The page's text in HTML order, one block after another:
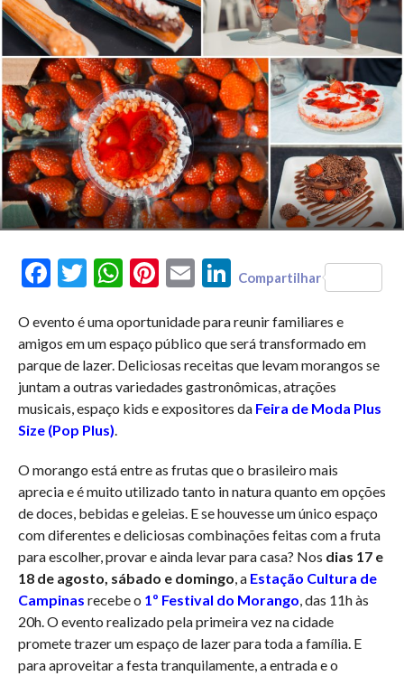
FacebookTwitterWhatsAppPinterest
Email LinkedIn
Compartilhar
O evento é uma oportunidade para reunir familiares e
amigos em um espaço público que será transformado em
parque de lazer. Deliciosas receitas que levam morangos se
juntam a outras variedades gastronômicas, atrações
musicais, espaço kids e expositores da Feira de Moda Plus
Size (Pop Plus).
O morango está entre as frutas que o brasileiro mais
aprecia e é muito utilizado tanto in natura quanto em opções
de doces, bebidas e geleias. E se houvesse um único espaço
com diferentes e deliciosas combinações feitas com a fruta
para escolher, provar e ainda levar para casa? Nos dias 17 e
18 de agosto, sábado e domingo, a Estação Cultura de
Campinas recebe o 1º Festival do Morango, das 11h às
20h. O evento realizado pela primeira vez na cidade
promete trazer um espaço de lazer para toda a família. E
para aproveitar a festa tranquilamente, a entrada e o